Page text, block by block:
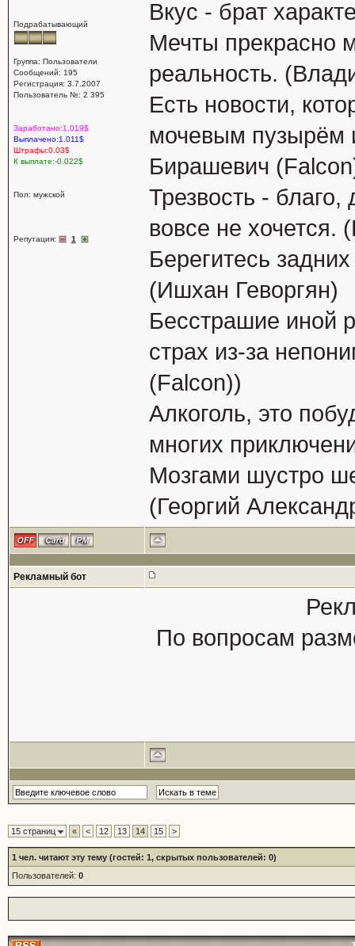
Подрабатывающий
Группа: Пользователи
Сообщений: 195
Регистрация: 3.7.2007
Пользователь №: 2 395
Заработано:1.019$
Выплачено:1.011$
Штрафы:0.03$
К выплате:-0.022$
Пол: мужской
Репутация: 1
Вкус - брат
Мечты прекрасно
реальность.
Есть новости,
мочевым пузырём
Бирашевич
Трезвость - благо,
вовсе не
Берегитесь
(Ишхан Геворгян)
Бесстрашие иной
страх из-за
(Falcon))
Алкоголь, это
многих
Мозгами шустро
(Георгий
Рекламный бот
По вопросам
15 страниц « < 12 13 14 15 >
1 чел. читают эту тему (гостей: 1, скрытых пользователей: 0)
Пользователей: 0